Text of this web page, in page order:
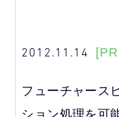
2012.11.14
フューチャース
ション処理を可